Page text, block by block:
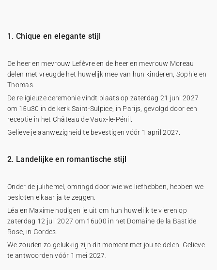
1. Chique en elegante stijl
De heer en mevrouw Lefèvre en de heer en mevrouw Moreau
delen met vreugde het huwelijk mee van hun kinderen, Sophie en
Thomas.
De religieuze ceremonie vindt plaats op zaterdag 21 juni 2027
om 15u30 in de kerk Saint-Sulpice, in Parijs, gevolgd door een
receptie in het Château de Vaux-le-Pénil.
Gelieve je aanwezigheid te bevestigen vóór 1 april 2027.
2. Landelijke en romantische stijl
Onder de julihemel, omringd door wie we liefhebben, hebben we
besloten elkaar ja te zeggen.
Léa en Maxime nodigen je uit om hun huwelijk te vieren op
zaterdag 12 juli 2027 om 16u00 in het Domaine de la Bastide
Rose, in Gordes.
We zouden zo gelukkig zijn dit moment met jou te delen. Gelieve
te antwoorden vóór 1 mei 2027.